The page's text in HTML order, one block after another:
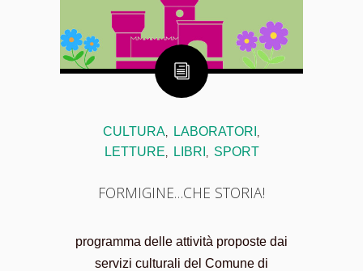
CULTURA, LABORATORI ,
LETTURE, LIBRI , SPORT
FORMIGINE…CHE STORIA!
programma delle attività proposte dai
servizi culturali del Comune di